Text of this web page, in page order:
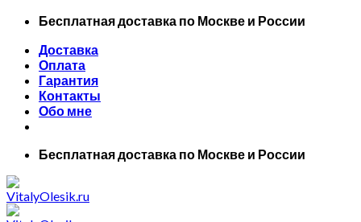
Skip
content
Бесплатная доставка по Москве и России
Доставка
Оплата
Гарантия
Контакты
Обо мне
Бесплатная доставка по Москве и России